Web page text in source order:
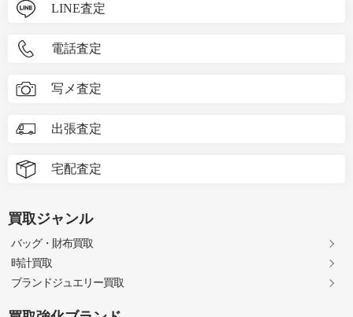
LINE査定
電話査定
写メ査定
出張査定
宅配査定
買取ジャンル
バッグ・財布買取
時計買取
ブランドジュエリー買取